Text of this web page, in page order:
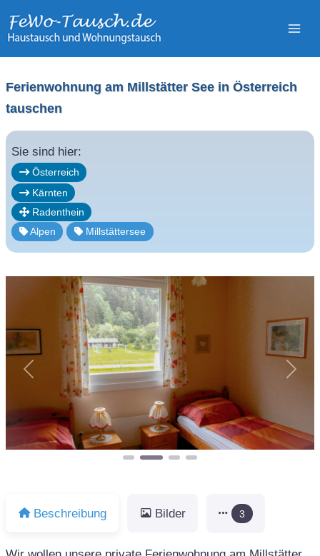
Inhalt
Ferienwohnung am Millstätter See in Österreich
tauschen
Sie sind hier:
Österreich
Kärnten
Radenthein
Alpen
Millstättersee
Vorheriges
Beschreibung Bilder 3